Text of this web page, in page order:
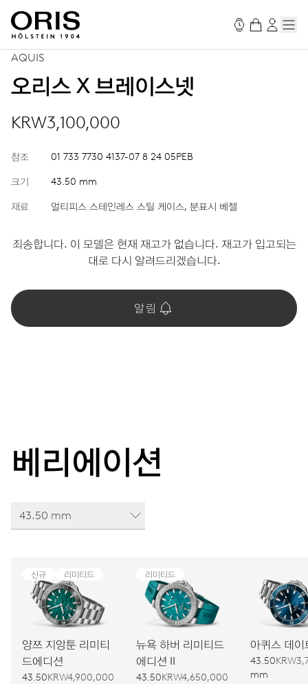
AQUIS
오리스 X 브레이스넷
KRW3,100,000
참조 01 733 7730 4137-07 8 24 05PEB
크기 43.50 mm
재료 멀티피스 스테인레스 스틸 케이스, 분표시 베젤
죄송합니다. 이 모델은 현재 재고가 없습니다. 재고가 입고되는
대로 다시 알려드리겠습니다.
알림
베리에이션
43.50 mm
신규 리미티드
양쯔 지앙툰 리미티
드에디션
43.50KRW4,900,000
리미티드
뉴욕 하버 리미티드
에디션 II
43.50KRW4,650,000
아퀴스 데이
43.50
mm